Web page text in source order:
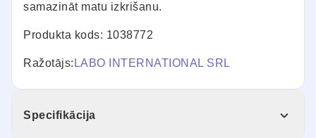
samazināt matu izkrišanu.
Produkta kods: 1038772
Ražotājs: LABO INTERNATIONAL SRL
Specifikācija